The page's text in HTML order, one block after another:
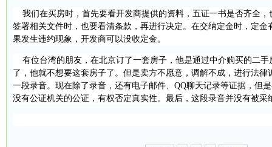
我们在买房时，首先要看开发商提供的资料，五证一书是否齐全
签署相关文件时，也要看清条款，再进行决定。在交纳定金时，定金
果发生违约现象，开发商可以没收定金。
有位台湾的朋友，在北京订了一套房子，他是通过中介购买的二手
了，他就不想要这套房子了。但是卖方不愿意，调解不成，进行法律
一段录音。现在除了录音，还有电子邮件、 QQ聊天记录等证据，但
没有公证机关的公证，有权否定真实性。最后，这段录音并没有被采